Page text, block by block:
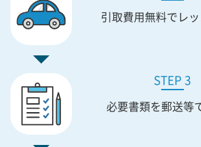
引取費用無料でレ
STEP 3
必要書類を郵送等